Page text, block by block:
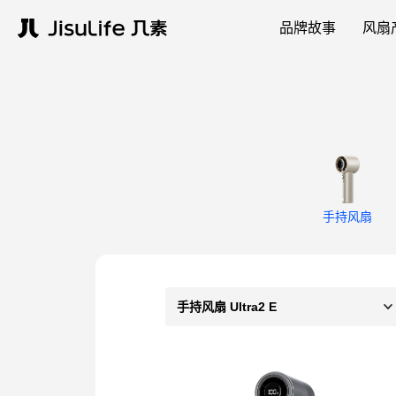
品牌故事 风扇
手持风扇
手持风扇 Ultra2 E